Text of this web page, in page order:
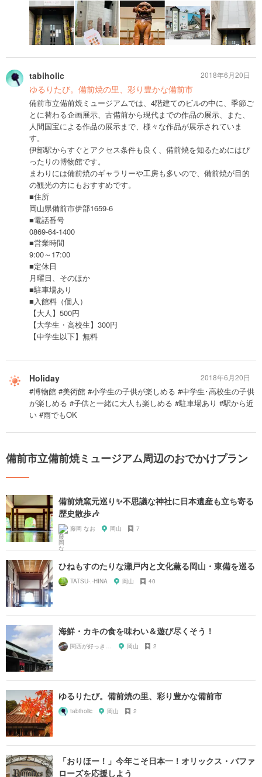
tabiholic
ゆるりたび。備前焼の里、彩り豊かな備前市
備前市立備前焼ミュージアムでは、4階建てのビルの中に、季節ご
とに替わる企画展示、古備前から現代までの作品の展示、また、
人間国宝による作品の展示まで、様々な作品が展示されていま
す。
伊部駅からすぐとアクセス条件も良く、備前焼を知るためにはぴ
ったりの博物館です。
まわりには備前焼のギャラリーや工房も多いので、備前焼が目的
の観光の方にもおすすめです。
■住所
岡山県備前市伊部1659-6
■電話番号
0869-64-1400
■営業時間
9:00～17:00
■定休日
月曜日、そのほか
■駐車場あり
■入館料（個人）
【大人】500円
【大学生・高校生】300円
【中学生以下】無料
2018年6月20日
Holiday
#博物館 #美術館 #小学生の子供が楽しめる #中学生･高校生の子供
が楽しめる #子供と一緒に大人も楽しめる #駐車場あり #駅から近
い #雨でもOK
2018年6月20日
備前市立備前焼ミュージアム周辺のおでかけプラン
備前焼窯元巡り✨不思議な神社に日本遺産も立ち寄る
歴史散歩🎶
藤岡 なお 岡山 7
ひねもすのたりな瀬戸内と文化薫る岡山・東備を巡る
TATSU-.-HINA 岡山 40
海鮮・カキの食を味わい＆遊び尽くそう！
関西が好っきゃねん 岡山 2
ゆるりたび。備前焼の里、彩り豊かな備前市
tabiholic 岡山 2
「おりほー！」今年こそ日本一！オリックス・バファ
ローズを応援しよう